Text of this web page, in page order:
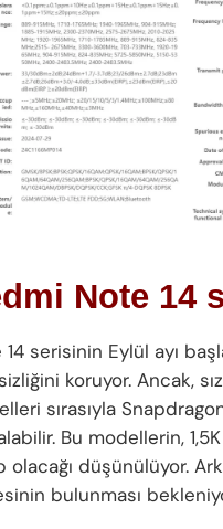
Note 14
serisinin Eylül ayı
koruyor. Ancak,
sırasıyla
Bu modellerin,
olacağı düşünülüyor.
bulunması